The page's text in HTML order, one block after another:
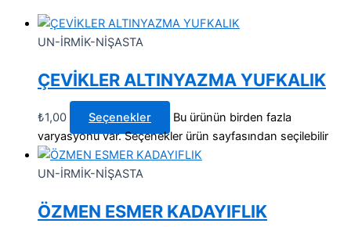
UN-İRMİK-NİŞASTA
ÇEVİKLER ALTINYAZMA YUFKALIK
₺1,00 Seçenekler
Bu ürünün birden fazla
varyasyonu var. Seçenekler ürün sayfasından seçilebilir
UN-İRMİK-NİŞASTA
ÖZMEN ESMER KADAYIFLIK